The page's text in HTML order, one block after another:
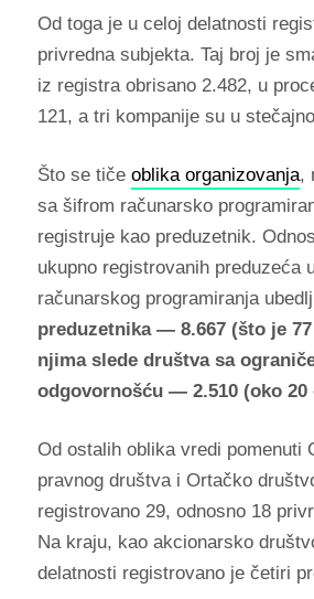
Od toga je u celoj delatnosti
privredna subjekta. Taj broj je
iz registra obrisano 2.482, u
121, a tri kompanije su u
Što se tiče oblika organizovanja,
sa šifrom računarsko
registruje kao preduzetnik.
ukupno registrovanih preduzeća
računarskog programiranja
preduzetnika — 8.667 (što je
njima slede društva sa
odgovornošću — 2.510 (oko 20
Od ostalih oblika vredi pomenuti
pravnog društva i Ortačko
registrovano 29, odnosno 18
Na kraju, kao akcionarsko
delatnosti registrovano je četiri